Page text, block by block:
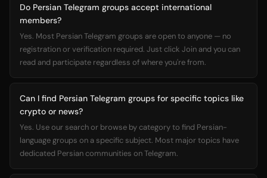
Do Persian Telegram groups accept international
members?
Yes. Most Persian Telegram groups are open to anyone — no
registration or verification required. Just click Join and you can
read and participate regardless of where you're from.
Can I find Persian Telegram groups for specific topics like
crypto or news?
Yes. Use our search or browse by category to find Persian-
language groups on a specific subject. Most major topics have
dedicated Persian communities on Telegram.